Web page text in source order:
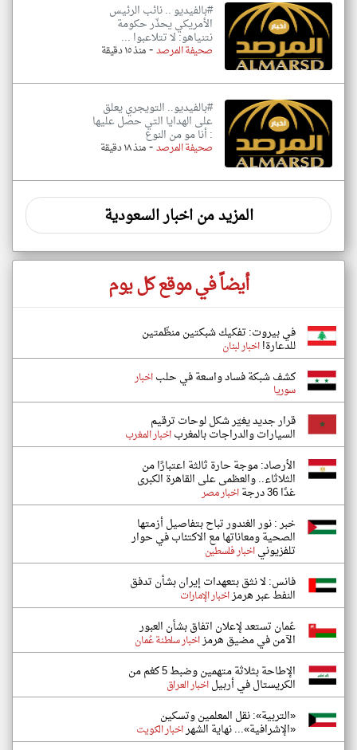
#بالفيديو .. نائب الرئيس
الأمريكي يحذّر حكومة
نتنياهو: لا تتلاعبوا ...
صحيفة المرصد-منذ ١٥ دقيقة
#بالفيديو.. التويجري يعلق
على الهدايا التي حصل عليها
: ‏أنا مو من النوع
صحيفة المرصد-منذ ١٨ دقيقة
المزيد من اخبار السعودية
أيضاً في موقع كل يوم
في بيروت: تفكيك شبكتين منظّمتين
للدعارة!اخبار لبنان
كشف شبكة فساد واسعة في حلباخبار
سوريا
قرار جديد يغيّر شكل لوحات ترقيم
السيارات والدراجات بالمغرباخبار المغرب
الأرصاد: موجة حارة ثالثة اعتبارًا من
الثلاثاء.. والعظمى على القاهرة الكبرى
غدًا 36 درجة اخبار مصر
خبر : نور الغندور تباح بتفاصيل أزمتها
الصحية ومعاناتها مع الاكتئاب في حوار
تلفزيونياخبار فلسطين
فانس: لا نثق بتعهدات إيران بشأن تدفق
النفط عبر هرمزاخبار الإمارات
عُمان تستعد لإعلان اتفاق بشأن العبور
الآمن في مضيق هرمزاخبار سلطنة عُمان
الإطاحة بثلاثة متهمين وضبط 5 كغم من
الكريستال في أربيلاخبار العراق
«التربية»: نقل المعلمين وتسكين
«الإشرافية»... نهاية الشهراخبار الكويت